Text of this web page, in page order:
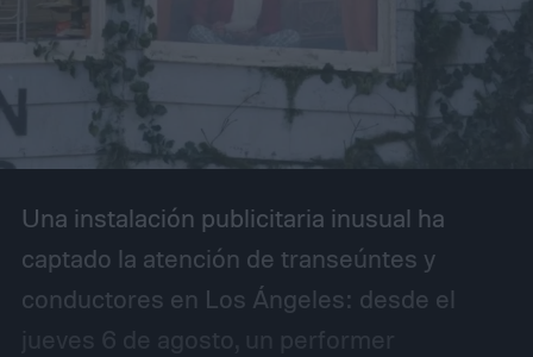
Una instalación publicitaria inusual ha
captado la atención de transeúntes y
conductores en Los Ángeles: desde el
jueves 6 de agosto, un performer